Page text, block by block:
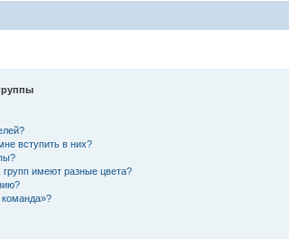
вступить в них?
имеют разные цвета?